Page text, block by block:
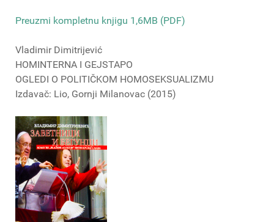
Preuzmi kompletnu knjigu 1,6MB (PDF)
Vladimir Dimitrijević
HOMINTERNA I GEJSTAPO
OGLEDI O POLITIČKOM HOMOSEKSUALIZMU
Izdavač: Lio, Gornji Milanovac (2015)